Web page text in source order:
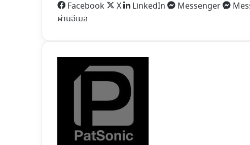
Facebook
X LinkedIn Messenger
ผ่านอีเมล